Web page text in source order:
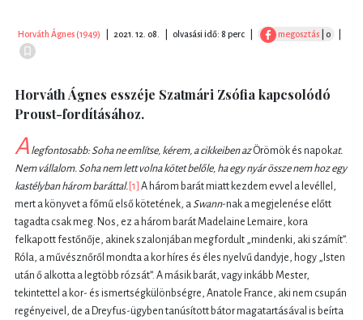
Horváth Ágnes (1949) 2021. 12. 08. olvasási idő: 8 perc megosztás | 0
Horváth Ágnes esszéje Szatmári Zsófia kapcsolódó
Proust-fordításához.
A legfontosabb: Soha ne említse, kérem, a cikkeiben azÖrömök és napokat.
Nem vállalom. Soha nem lett volna kötet belőle, ha egy nyár össze nem hoz egy
kastélyban három baráttal. [1] A három barát miatt kezdem evvel a levéllel,
mert a könyvet a főmű első kötetének, a Swann-nak a megjelenése előtt
tagadta csak meg. Nos, ez a három barát Madelaine Lemaire, kora
felkapott festőnője, akinek szalonjában megfordult „mindenki, aki számít”.
Róla, a művésznőről mondta a kor híres és éles nyelvű dandyje, hogy „Isten
után ő alkotta a legtöbb rózsát”. A másik barát, vagy inkább Mester,
tekintettel a kor- és ismertségkülönbségre, Anatole France, aki nem csupán
regényeivel, de a Dreyfus-ügyben tanúsított bátor magatartásával is beírta